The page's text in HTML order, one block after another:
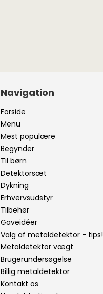
Navigation
Forside
Menu
Mest populære
Begynder
Til børn
Detektorsæt
Dykning
Erhvervsudstyr
Tilbehør
Gaveidéer
Valg af metaldetektor - tips!
Metaldetektor vægt
Brugerundersøgelse
Billig metaldetektor
Kontakt os